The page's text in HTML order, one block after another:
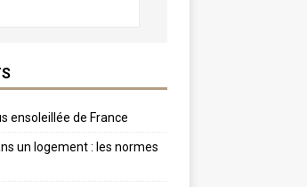
ensoleillée de France
un logement : les normes